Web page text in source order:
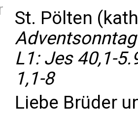
St. Pölten
L1: Jes 40,1-
1,1-8
Liebe Brüder